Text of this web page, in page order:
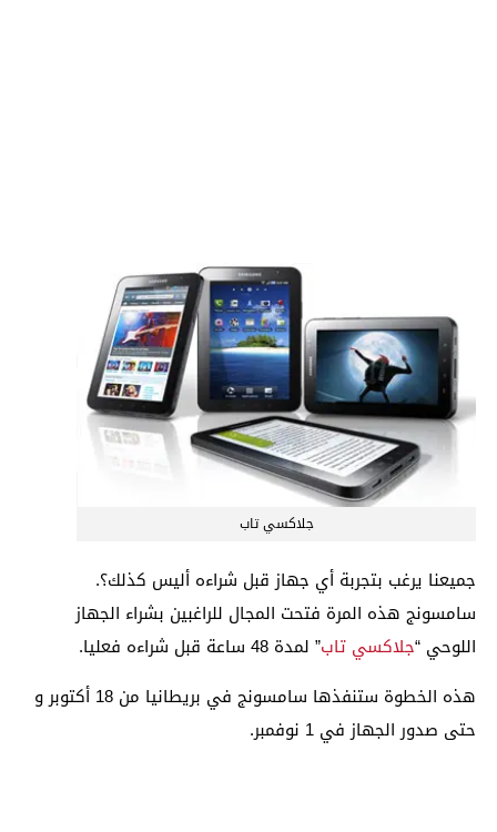
جلاكسي تاب
جميعنا يرغب بتجربة أي جهاز قبل شراءه أليس كذلك؟.
سامسونج هذه المرة فتحت المجال للراغبين بشراء الجهاز
اللوحي “جلاكسي تاب” لمدة 48 ساعة قبل شراءه فعليا.
هذه الخطوة ستنفذها سامسونج في بريطانيا من 18 أكتوبر و
حتى صدور الجهاز في 1 نوفمبر.